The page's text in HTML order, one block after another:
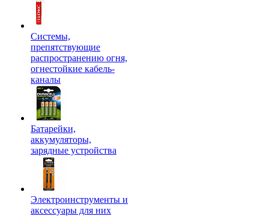
Системы,
препятствующие
распространению огня,
огнестойкие кабель-
каналы
Батарейки,
аккумуляторы,
зарядные устройства
Электроинструменты и
аксессуары для них